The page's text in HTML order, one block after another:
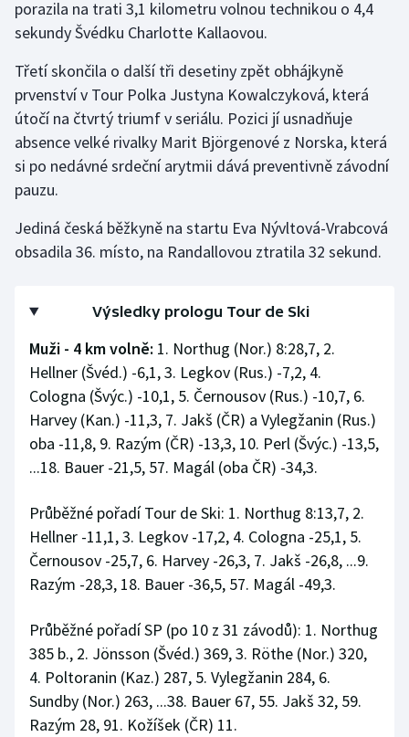
porazila na trati 3,1 kilometru volnou technikou o 4,4
sekundy Švédku Charlotte Kallaovou.
Třetí skončila o další tři desetiny zpět obhájkyně
prvenství v Tour Polka Justyna Kowalczyková, která
útočí na čtvrtý triumf v seriálu. Pozici jí usnadňuje
absence velké rivalky Marit Björgenové z Norska, která
si po nedávné srdeční arytmii dává preventivně závodní
pauzu.
Jediná česká běžkyně na startu Eva Nývltová-Vrabcová
obsadila 36. místo, na Randallovou ztratila 32 sekund.
Výsledky prologu Tour de Ski
Muži - 4 km volně: 1. Northug (Nor.) 8:28,7, 2.
Hellner (Švéd.) -6,1, 3. Legkov (Rus.) -7,2, 4.
Cologna (Švýc.) -10,1, 5. Černousov (Rus.) -10,7, 6.
Harvey (Kan.) -11,3, 7. Jakš (ČR) a Vylegžanin (Rus.)
oba -11,8, 9. Razým (ČR) -13,3, 10. Perl (Švýc.) -13,5,
...18. Bauer -21,5, 57. Magál (oba ČR) -34,3.
Průběžné pořadí Tour de Ski: 1. Northug 8:13,7, 2.
Hellner -11,1, 3. Legkov -17,2, 4. Cologna -25,1, 5.
Černousov -25,7, 6. Harvey -26,3, 7. Jakš -26,8, ...9.
Razým -28,3, 18. Bauer -36,5, 57. Magál -49,3.
Průběžné pořadí SP (po 10 z 31 závodů): 1. Northug
385 b., 2. Jönsson (Švéd.) 369, 3. Röthe (Nor.) 320,
4. Poltoranin (Kaz.) 287, 5. Vylegžanin 284, 6.
Sundby (Nor.) 263, ...38. Bauer 67, 55. Jakš 32, 59.
Razým 28, 91. Kožíšek (ČR) 11.